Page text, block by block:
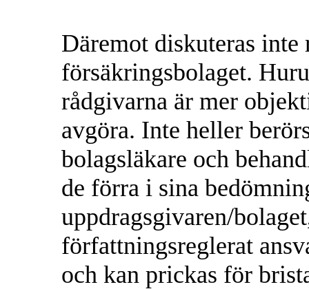
Däremot diskuteras
försäkringsbolaget.
rådgivarna är mer
avgöra. Inte heller
bolagsläkare och
de förra i sina
uppdragsgivaren/
författningsreglerat
och kan prickas för